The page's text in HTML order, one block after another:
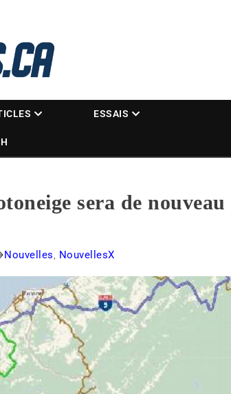
ESSAIS
sera de
Nouvelles, NouvellesX